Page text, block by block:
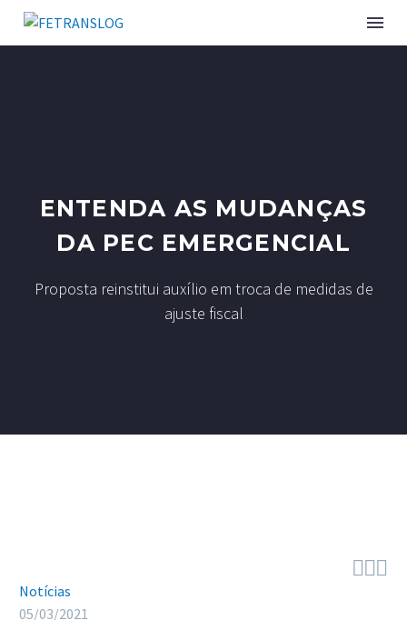
ENTENDA AS MUDANÇAS
DA PEC EMERGENCIAL
Proposta reinstitui auxílio em troca de medidas de
ajuste fiscal

Notícias
05/03/2021